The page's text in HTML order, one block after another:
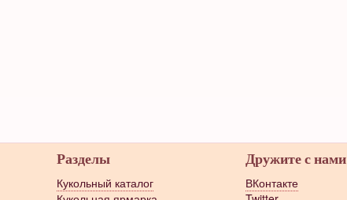
Разделы
Кукольный каталог
Дружите с нами
ВКонтакте